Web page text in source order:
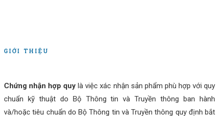
GIỚI THIỆU
Chứng nhận hợp quy là việc xác nhận sản phẩm phù hợp với quy
chuẩn kỹ thuật do Bộ Thông tin và Truyền thông ban hành
và/hoặc tiêu chuẩn do Bộ Thông tin và Truyền thông quy định bắt